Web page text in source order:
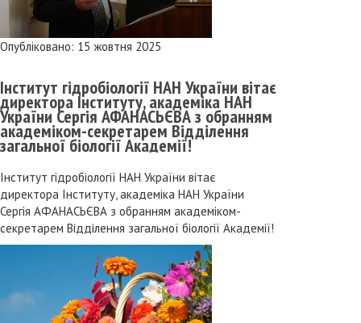
Опубліковано: 15 жовтня 2025
Інститут гідробіології НАН України вітає
директора Інституту, академіка НАН
України Сергія АФАНАСЬЄВА з обранням
академіком-секретарем Відділення
загальної біології Академії!
Інститут гідробіології НАН України вітає
директора Інституту, академіка НАН України
Сергія АФАНАСЬЄВА з обранням академіком-
секретарем Відділення загальної біології Академії!